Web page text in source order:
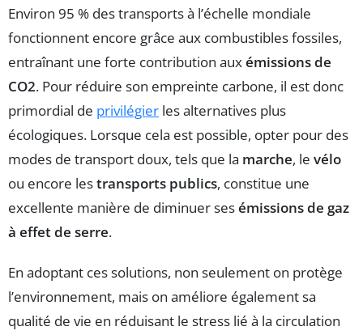
Environ 95 % des transports à l’échelle mondiale
fonctionnent encore grâce aux combustibles fossiles,
entraînant une forte contribution auxémissions de
CO2. Pour réduire son empreinte carbone, il est donc
primordial de privilégier les alternatives plus
écologiques. Lorsque cela est possible, opter pour des
modes de transport doux, tels que la marche, le vélo
ou encore lestransports publics, constitue une
excellente manière de diminuer sesémissions de gaz
à effet de serre.
En adoptant ces solutions, non seulement on protège
l’environnement, mais on améliore également sa
qualité de vie en réduisant le stress lié à la circulation